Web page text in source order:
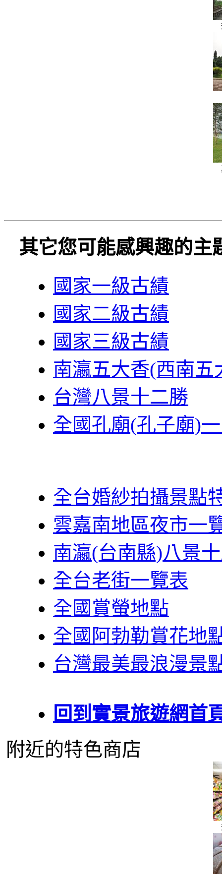
其它您可能感興趣的主
國家一級古績
國家二級古績
國家三級古績
南瀛五大香(西南五
台灣八景十二勝
全國孔廟(孔子廟)
全台婚紗拍攝景點
雲嘉南地區夜市一
南瀛(台南縣)八景
全台老街一覽表
全國賞螢地點
全國阿勃勒賞花地
台灣最美最浪漫景
回到實景旅遊網首
附近的特色商店